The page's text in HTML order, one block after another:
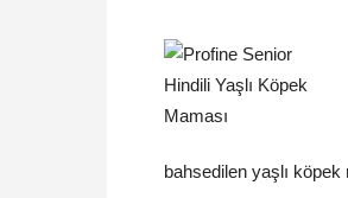
bahsedilen yaşlı köpek